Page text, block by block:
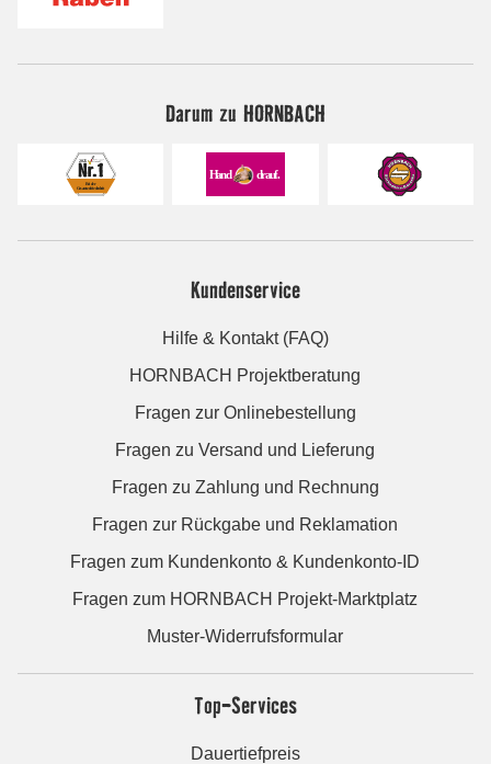
Darum zu HORNBACH
Kundenservice
Hilfe & Kontakt (FAQ)
HORNBACH Projektberatung
Fragen zur Onlinebestellung
Fragen zu Versand und Lieferung
Fragen zu Zahlung und Rechnung
Fragen zur Rückgabe und Reklamation
Fragen zum Kundenkonto & Kundenkonto-ID
Fragen zum HORNBACH Projekt-Marktplatz
Muster-Widerrufsformular
Top-Services
Dauertiefpreis